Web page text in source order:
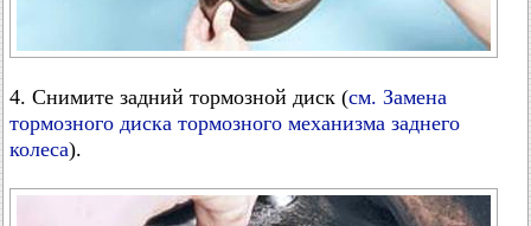
4. Снимите задний тормозной диск (см. Замена
тормозного диска тормозного механизма заднего
колеса).